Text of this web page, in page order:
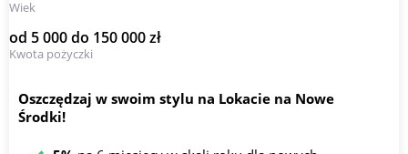
Wiek
od 5 000 do 150 000 zł
Kwota pożyczki
Oszczędzaj w swoim stylu na Lokacie na Nowe
Środki!